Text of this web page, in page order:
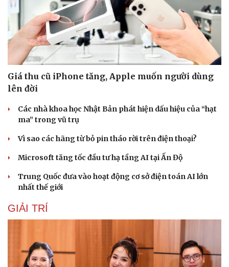
Du lịch
Săn Tour
Podcast
Đọc truyện đêm khuya
Kể chuyện cho bé
Giá thu cũ iPhone tăng, Apple muốn người dùng
lên đời
Các nhà khoa học Nhật Bản phát hiện dấu hiệu của “hạt
ma” trong vũ trụ
Vì sao các hãng từ bỏ pin tháo rời trên điện thoại?
Microsoft tăng tốc đầu tư hạ tầng AI tại Ấn Độ
Trung Quốc đưa vào hoạt động cơ sở điện toán AI lớn
nhất thế giới
GIẢI TRÍ